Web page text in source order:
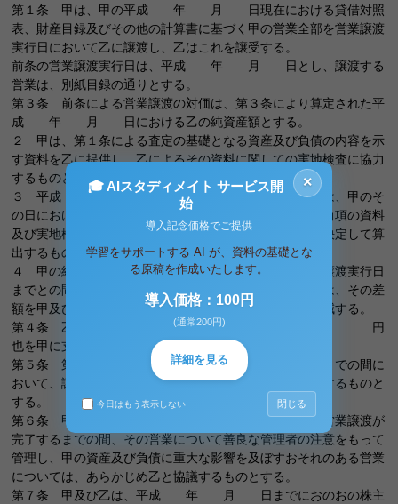
第１条 甲は、甲の平成 年 月 日現在における貸借対照
表、財産目録及びその他の計算書に基づく甲の営業全部を営業譲渡
実行日において乙に譲渡し、乙はこれを譲受する。
前条の営業譲渡実行日は、平成 年 月 日とし、譲渡する
営業は、別紙目録の通りとする。
第３条 前条による営業譲渡の対価は、第３条により算定された平
成 年 月 日における乙の純資産額とする。
２ 甲は、第１条による査定の基礎となる資産及び負債の内容を示
す資料を乙に提供し、乙によるその資料に関しての実地検査に協力
するものとする。
３ 平成 年 月 日現在における甲の純資産額は、甲のそ
の日における資産および負債の帳簿価格にかかわらず、前項の資料
及び実地検査の結果に基き、甲乙協議の上その評価額を決定して算
出するものとする。
４ 甲の純資産類が、第３条第１項による算定日と営業譲渡実行日
までとの間において、変動が生じたと乙が判断したときは、その差
額を甲及び乙の協議により評価して営業譲渡の対価に加減する。
第４条 乙は営業譲渡の価額のほかに暖簾代として、金 円
也を甲に支払う。
第５条 第３条第１項による算定日から営業譲渡実行日までの間に
おいて、譲渡すべき営業から生じた損失は全額甲に帰属するものと
する。
第６条 甲は乙のために、平成 年 月 日から営業譲渡が
完了するまでの間、その営業について善良な管理者の注意をもって
管理し、甲の資産及び負債に重大な影響を及ぼすおそれのある営業
については、あらかじめ乙と協議するものとする。
第７条 甲及び乙は、平成 年 月 日までにおのおの株主
×
🎓 AIスタディメイト サービス開
始
導入記念価格でご提供
学習をサポートする AI が、資料の基礎とな
る原稿を作成いたします。
導入価格：100円
(通常200円)
詳細を見る
今日はもう表示しない 閉じる